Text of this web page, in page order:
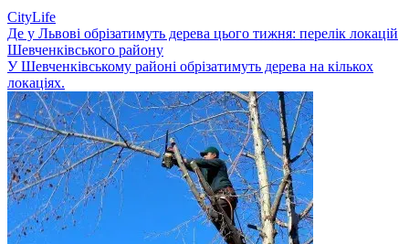
CityLife
Де у Львові обрізатимуть дерева цього тижня: перелік локацій
Шевченківського району
У Шевченківському районі обрізатимуть дерева на кількох
локаціях.